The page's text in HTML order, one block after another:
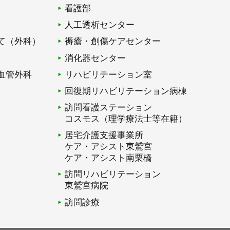
外科）
管外科
看護部
人工透析センター
褥瘡・創傷ケアセンター
消化器センター
リハビリテーション室
回復期リハビリテーション病棟
訪問看護ステーション
コスモス（理学療法士等在籍）
居宅介護支援事業所
ケア・アシスト東鷲宮
ケア・アシスト南栗橋
訪問リハビリテーション
東鷲宮病院
訪問診療